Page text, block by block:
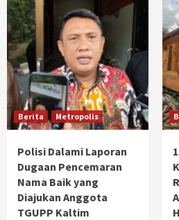
Berita Metropolis
Polisi Dalami Laporan
Dugaan Pencemaran
Nama Baik yang
Diajukan Anggota
TGUPP Kaltim